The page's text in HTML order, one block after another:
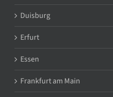
Duisburg
Erfurt
Essen
Frankfurt am Main